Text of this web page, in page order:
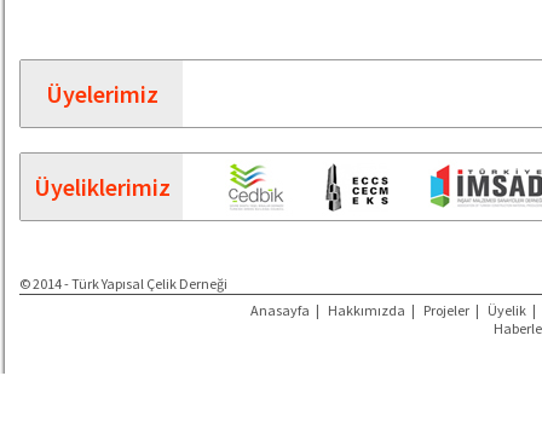
Üyelerimiz
Üyeliklerimiz
© 2014 - Türk Yapısal Çelik Derneği
Anasayfa | Hakkımızda | Projeler | Üyelik |